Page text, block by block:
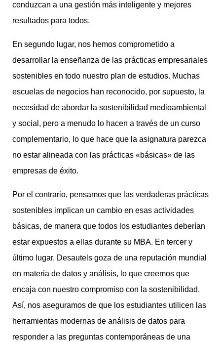
conduzcan a una gestión más inteligente y mejores
resultados para todos.
En segundo lugar, nos hemos comprometido a
desarrollar la enseñanza de las prácticas empresariales
sostenibles en todo nuestro plan de estudios. Muchas
escuelas de negocios han reconocido, por supuesto, la
necesidad de abordar la sostenibilidad medioambiental
y social, pero a menudo lo hacen a través de un curso
complementario, lo que hace que la asignatura parezca
no estar alineada con las prácticas «básicas» de las
empresas de éxito.
Por el contrario, pensamos que las verdaderas prácticas
sostenibles implican un cambio en esas actividades
básicas, de manera que todos los estudiantes deberían
estar expuestos a ellas durante su MBA. En tercer y
último lugar, Desautels goza de una reputación mundial
en materia de datos y análisis, lo que creemos que
encaja con nuestro compromiso con la sostenibilidad.
Así, nos aseguramos de que los estudiantes utilicen las
herramientas modernas de análisis de datos para
responder a las preguntas contemporáneas de una